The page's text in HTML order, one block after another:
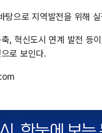
탕으로 지역발전을 위해
, 혁신도시 연계 발전 등
로 보인다.